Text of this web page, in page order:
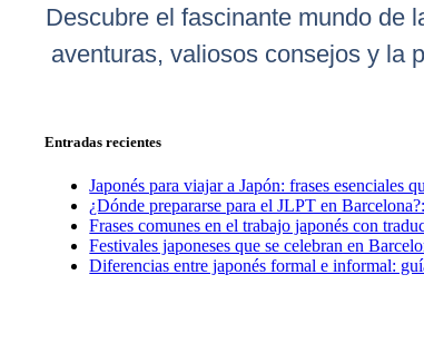
Descubre el fascinante mundo de
aventuras, valiosos consejos y la
Entradas recientes
Japonés para viajar a Japón: frases esenciales
¿Dónde prepararse para el JLPT en
Frases comunes en el trabajo japonés con
Festivales japoneses que se celebran en
Diferencias entre japonés formal e informal: